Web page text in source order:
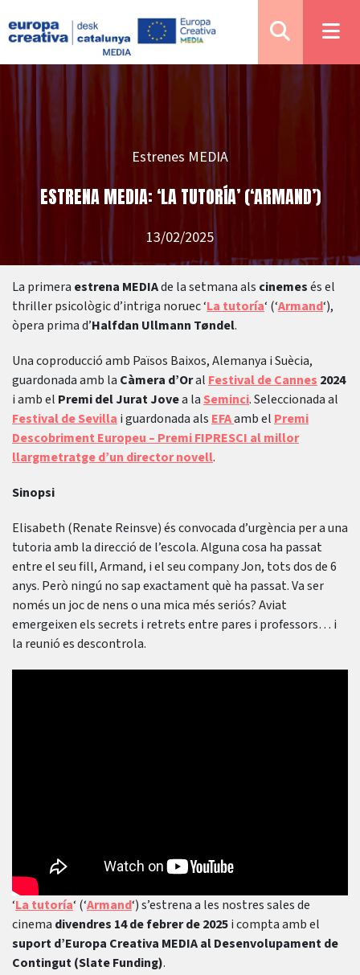
Estrenes MEDIA
ESTRENA MEDIA: ‘LA TUTORÍA’ (‘ARMAND’)
13/02/2025
La primera estrena MEDIAde la setmana als cinemesés el
thriller psicològic d’intriga noruec ‘La tutoría‘ (‘Armand‘),
òpera prima d’Halfdan Ullmann Tøndel.
Una coproducció amb Països Baixos, Alemanya i Suècia,
guardonada amb la Càmera d’Oral Festival de Cannes 2024
i amb el Premi del Jurat Jovea la Seminci. Seleccionada al
Festival de Sevilla i guardonada als EFAamb el Premi
Descobriment Europeu – Premi FIPRESCI al millor
llargmetratge d’un director novell.
Sinopsi
Elisabeth (Renate Reinsve) és convocada d’urgència per a una
tutoria amb la direcció de l’escola. Alguna cosa ha passat
entre el seu fill, Armand, i el seu company Jon, tots dos de 6
anys. Però ningú no sap exactament què ha passat. Va ser
només un joc de nens o una mica més seriós? Aviat
emergeixen els secrets i retrets entre pares i professors… i
la reunió es descontrola.
‘La tutoría‘ (‘Armand‘) s’estrena a les nostres sales de
cinema divendres 14 de febrer de 2025i compta amb el
suport d’Europa Creativa MEDIA al Desenvolupament de
Contingut (Slate Funding).